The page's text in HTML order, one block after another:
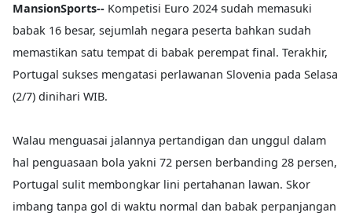
MansionSports-- Kompetisi Euro 2024 sudah memasuki
babak 16 besar, sejumlah negara peserta bahkan sudah
memastikan satu tempat di babak perempat final. Terakhir,
Portugal sukses mengatasi perlawanan Slovenia pada Selasa
(2/7) dinihari WIB.
Walau menguasai jalannya pertandigan dan unggul dalam
hal penguasaan bola yakni 72 persen berbanding 28 persen,
Portugal sulit membongkar lini pertahanan lawan. Skor
imbang tanpa gol di waktu normal dan babak perpanjangan